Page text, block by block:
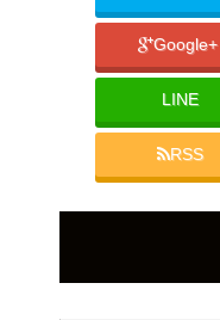
Google+
LINE
RSS